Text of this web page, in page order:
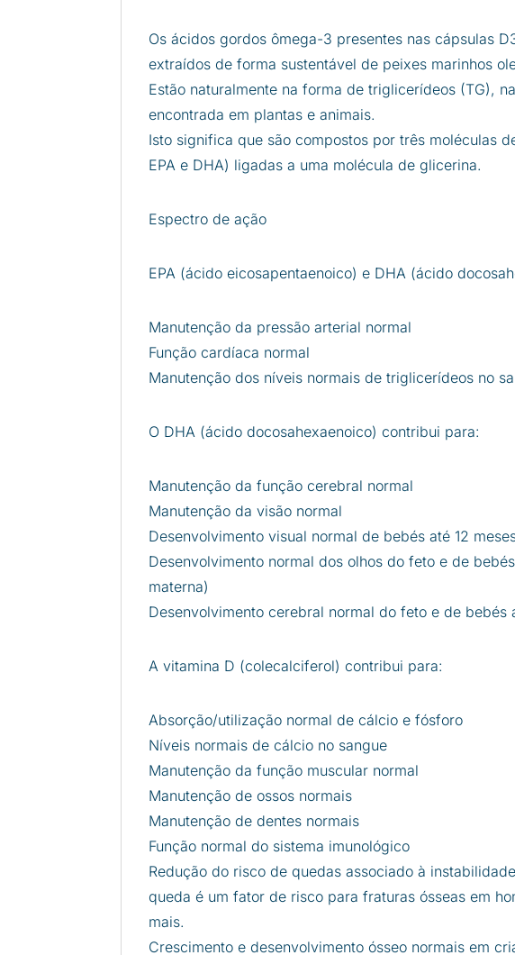
Os ácidos gordos ômega-3 presentes nas cápsulas
extraídos de forma sustentável de peixes marinhos
Estão naturalmente na forma de triglicerídeos (TG),
encontrada em plantas e animais.
Isto significa que são compostos por três moléculas
EPA e DHA) ligadas a uma molécula de glicerina.
Espectro de ação
EPA (ácido eicosapentaenoico) e DHA (ácido
Manutenção da pressão arterial normal
Função cardíaca normal
Manutenção dos níveis normais de triglicerídeos no
O DHA (ácido docosahexaenoico) contribui para:
Manutenção da função cerebral normal
Manutenção da visão normal
Desenvolvimento visual normal de bebés até 12
Desenvolvimento normal dos olhos do feto e de
materna)
Desenvolvimento cerebral normal do feto e de bebés
A vitamina D (colecalciferol) contribui para:
Absorção/utilização normal de cálcio e fósforo
Níveis normais de cálcio no sangue
Manutenção da função muscular normal
Manutenção de ossos normais
Manutenção de dentes normais
Função normal do sistema imunológico
Redução do risco de quedas associado à
queda é um fator de risco para fraturas ósseas em
mais.
Crescimento e desenvolvimento ósseo normais em